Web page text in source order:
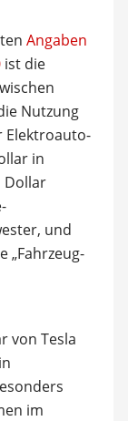
Angaben
ist die
Nutzung
Elektroauto-
in
Dollar
und
„Fahrzeug-
von Tesla
im